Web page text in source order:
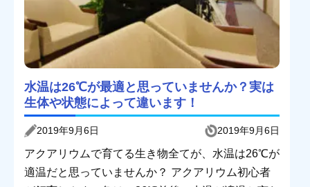
水温は26℃が最適と思っていませんか？実は
生体や状態によって違います！
2019年9月6日 2019年9月6日
アクアリウムで育てる生き物全てが、水温は26℃が
適温だと思っていませんか？ アクアリウム初心者